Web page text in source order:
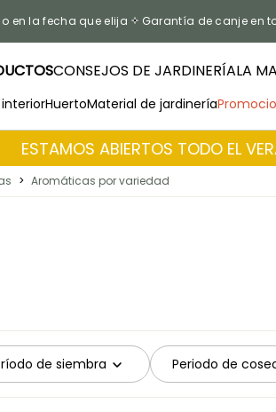
en la fecha que elija Garantía de canje en
CONSEJOS DE JARDINERÍALA
HuertoMaterial de jardinería
ESTAMOS ABIERTOS TODO EL
> Aromáticas por variedad
de siembra Periodo de